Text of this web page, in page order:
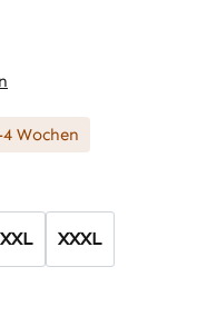
Wochen
XXL XXXL